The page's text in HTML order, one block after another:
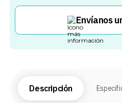
Envíanos
Descripción